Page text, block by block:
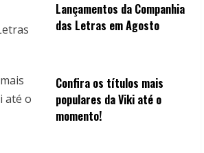
Lançamentos da Companhia
das Letras em Agosto
Confira os títulos mais
populares da Viki até o
momento!